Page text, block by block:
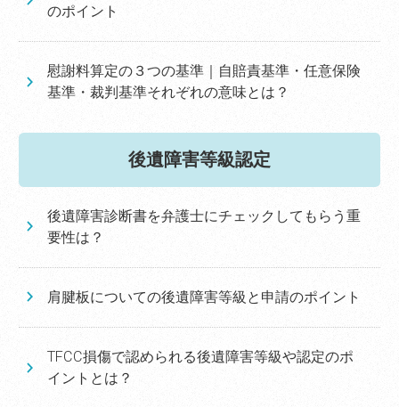
のポイント
慰謝料算定の３つの基準｜自賠責基準・任意保険
基準・裁判基準それぞれの意味とは？
後遺障害等級認定
後遺障害診断書を弁護士にチェックしてもらう重
要性は？
肩腱板についての後遺障害等級と申請のポイント
TFCC損傷で認められる後遺障害等級や認定のポ
イントとは？